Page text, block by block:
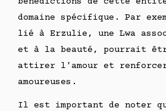
domaine spécifique. Par
lié à Erzulie, une Lwa
et à la beauté, pourrait
attirer l'amour et
amoureuses.
Il est important de noter